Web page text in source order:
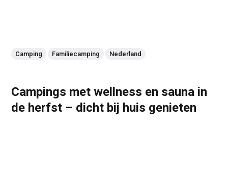
Camping Familiecamping Nederland
Campings met wellness en sauna in
de herfst – dicht bij huis genieten